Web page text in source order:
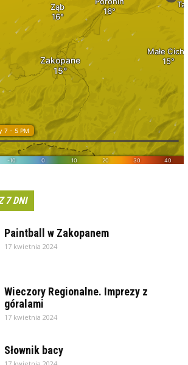
7 DNI
Paintball w Zakopanem
17 kwietnia 2024
Wieczory Regionalne. Imprezy z
góralami
17 kwietnia 2024
Słownik bacy